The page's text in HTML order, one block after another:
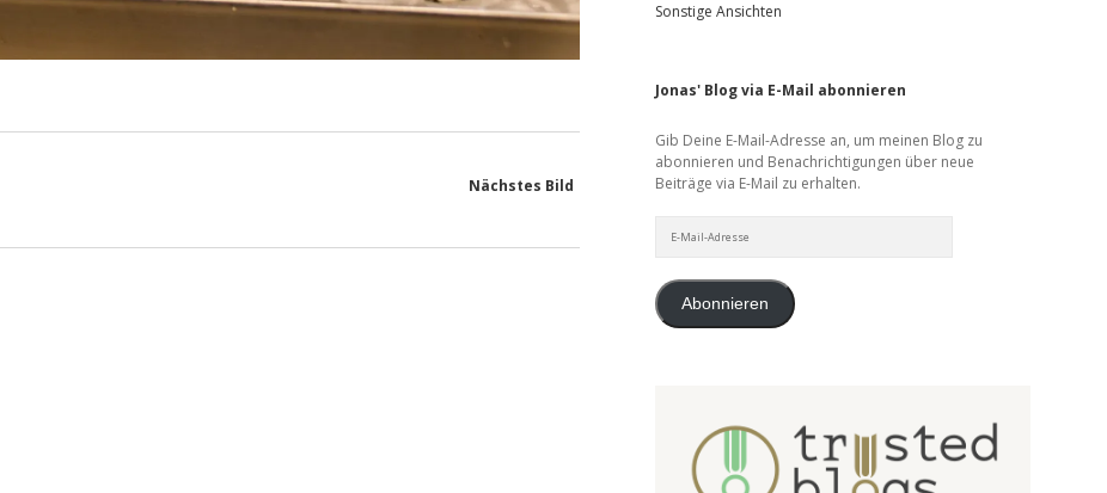
Nächstes Bild
Sonstige Ansichten
Jonas' Blog via E-Mail abonnieren
Gib Deine E-Mail-Adresse an, um meinen Blog zu
abonnieren und Benachrichtigungen über neue
Beiträge via E-Mail zu erhalten.
Mail-
Abonnieren